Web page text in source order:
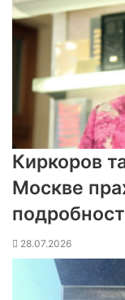
Киркоров
Москве
28.07.2026